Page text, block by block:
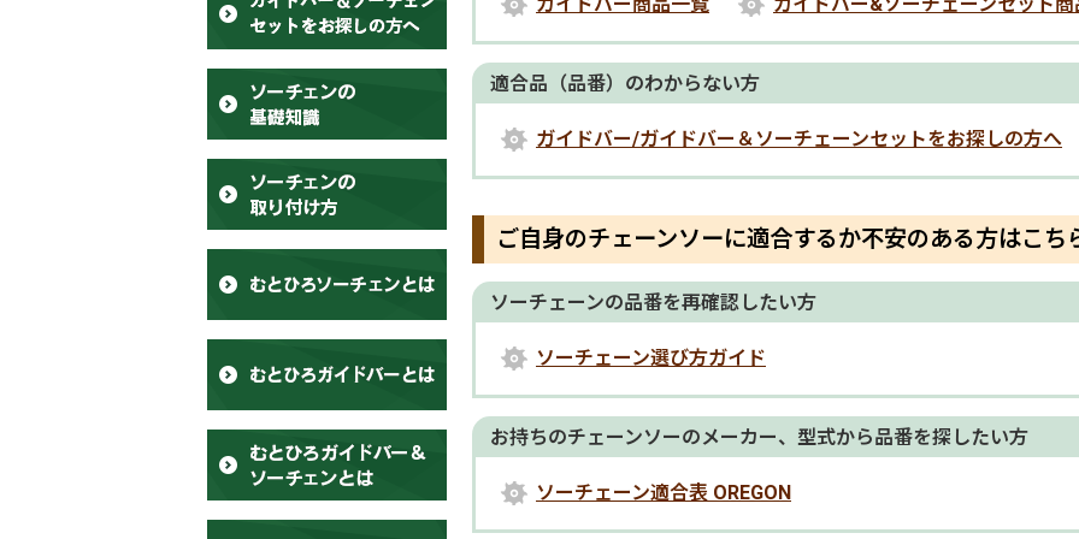
ガイドバー商品一覧 ガイドバー&ソーチェーンセット
適合品（品番）のわからない方
ガイドバー/ガイドバー＆ソーチェーンセットをお探しの方へ
ご自身のチェーンソーに適合するか不安のある方はこち
ソーチェーンの品番を再確認したい方
ソーチェーン選び方ガイド
お持ちのチェーンソーのメーカー、型式から品番を探したい方
ソーチェーン適合表 OREGON